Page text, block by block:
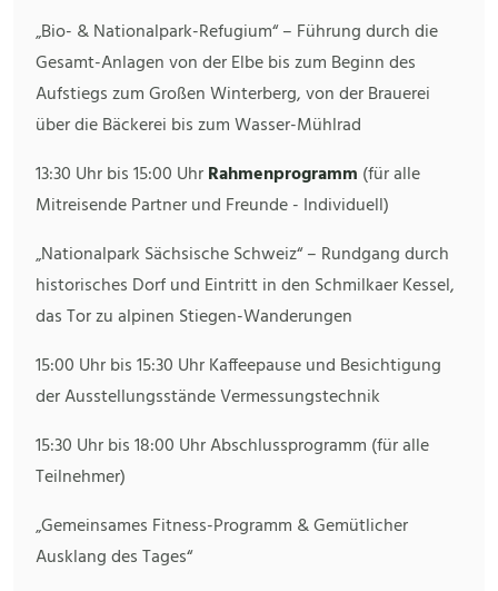
„Bio- & Nationalpark-Refugium“ – Führung durch die
Gesamt-Anlagen von der Elbe bis zum Beginn des
Aufstiegs zum Großen Winterberg, von der Brauerei
über die Bäckerei bis zum Wasser-Mühlrad
13:30 Uhr bis 15:00 UhrRahmenprogramm (für alle
Mitreisende Partner und Freunde - Individuell)
„Nationalpark Sächsische Schweiz“ – Rundgang durch
historisches Dorf und Eintritt in den Schmilkaer Kessel,
das Tor zu alpinen Stiegen-Wanderungen
15:00 Uhr bis 15:30 Uhr Kaffeepause und Besichtigung
der Ausstellungsstände Vermessungstechnik
15:30 Uhr bis 18:00 Uhr Abschlussprogramm (für alle
Teilnehmer)
„Gemeinsames Fitness-Programm & Gemütlicher
Ausklang des Tages“